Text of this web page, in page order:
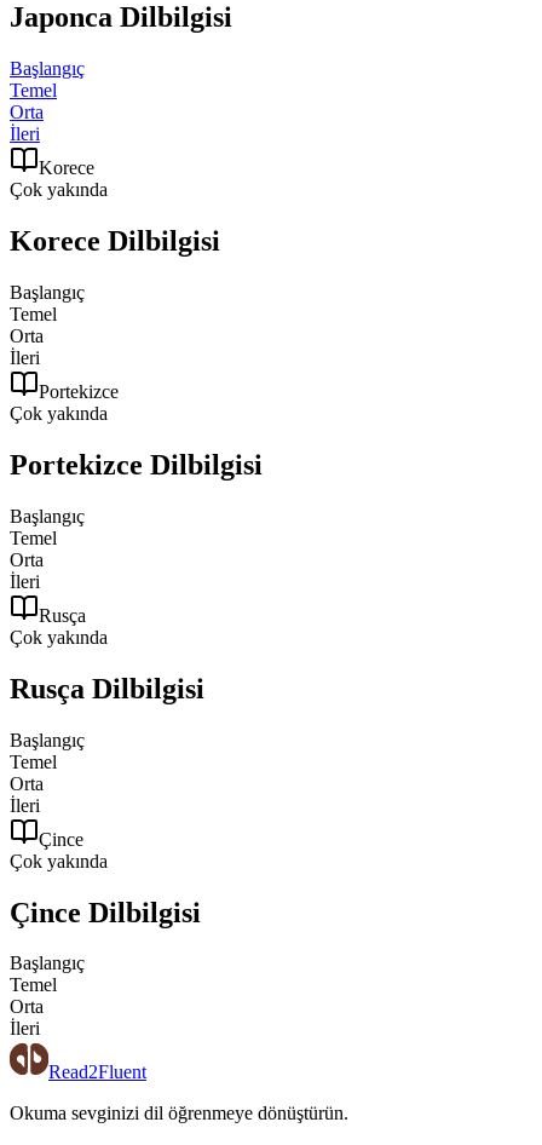
Japonca Dilbilgisi
Başlangıç
Temel
Orta
İleri
Korece
Çok yakında
Korece Dilbilgisi
Başlangıç
Temel
Orta
İleri
Portekizce
Çok yakında
Portekizce Dilbilgisi
Başlangıç
Temel
Orta
İleri
Rusça
Çok yakında
Rusça Dilbilgisi
Başlangıç
Temel
Orta
İleri
Çince
Çok yakında
Çince Dilbilgisi
Başlangıç
Temel
Orta
İleri
Read2Fluent
Okuma sevginizi dil öğrenmeye dönüştürün.